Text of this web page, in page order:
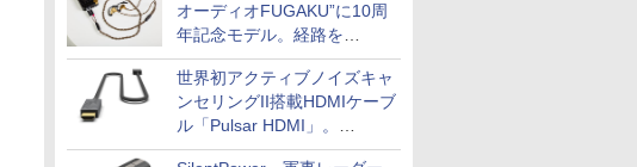
オーディオFUGAKU”に10周
年記念モデル。経路を
NISHIKIで統一。400万円
世界初アクティブノイズキャ
ンセリングII搭載HDMIケーブ
ル「Pulsar HDMI」。
SilentPowerから